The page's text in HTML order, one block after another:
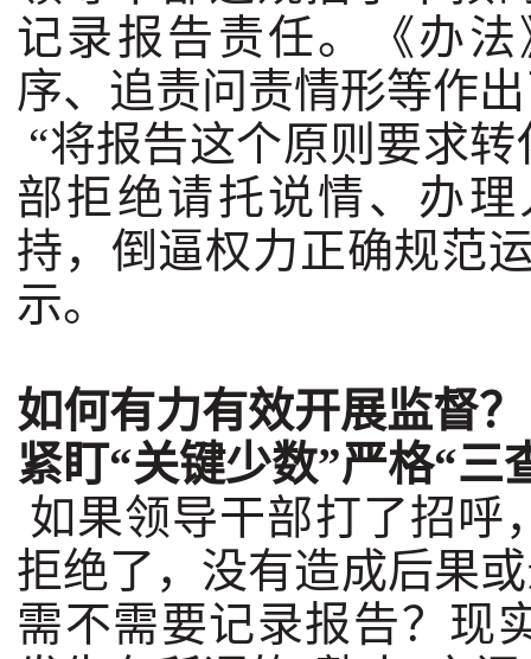
记录报告责任。《办
序、追责问责情形等作
“将报告这个原则要求
部拒绝请托说情、办
持，倒逼权力正确规范
示。
如何有力有效开展监督？
紧盯“关键少数”严格“三
如果领导干部打了招呼
拒绝了，没有造成后果
需不需要记录报告？现